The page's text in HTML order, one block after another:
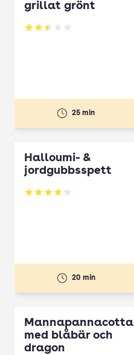
grillat grönt
Betyg: 2.5 av 5
25 min
Halloumi- &
jordgubbsspett
Betyg: 4.3 av 5
20 min
Mannapannacotta
med blåbär och
dragon